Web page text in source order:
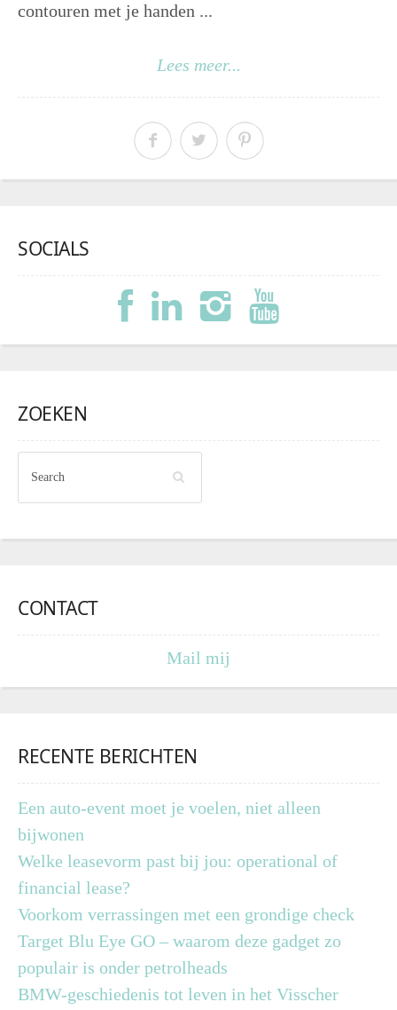
contouren met je handen ...
Lees meer...
SOCIALS
ZOEKEN
CONTACT
Mail mij
RECENTE BERICHTEN
Een auto-event moet je voelen, niet alleen
bijwonen
Welke leasevorm past bij jou: operational of
financial lease?
Voorkom verrassingen met een grondige check
Target Blu Eye GO – waarom deze gadget zo
populair is onder petrolheads
BMW-geschiedenis tot leven in het Visscher